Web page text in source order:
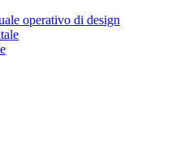
operativo di design